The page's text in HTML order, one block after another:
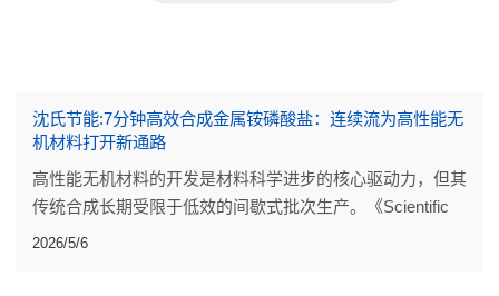
沈氏节能:7分钟高效合成金属铵磷酸盐：连续流为高性能无
机材料打开新通路
高性能无机材料的开发是材料科学进步的核心驱动力，但其
传统合成长期受限于低效的间歇式批次生产。《Scientific
Reports》发表的一项研究，为这类材料的制备带来了突破
2026/5/6